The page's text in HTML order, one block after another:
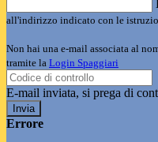
all'indirizzo indicato con le
Non hai una e-mail associata al
tramite la Login Spaggiari
E-mail inviata, si prega di
Errore